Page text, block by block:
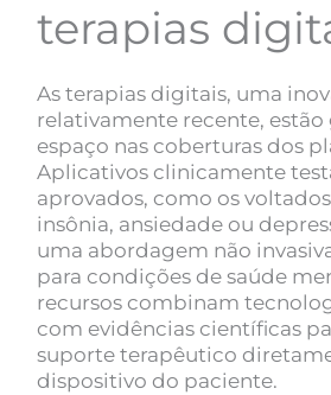
terapias
As terapias digitais, uma
relativamente recente, estão
espaço nas coberturas dos
Aplicativos clinicamente
aprovados, como os
insônia, ansiedade ou
uma abordagem não
para condições de saúde
recursos combinam
com evidências científicas
suporte terapêutico
dispositivo do paciente.